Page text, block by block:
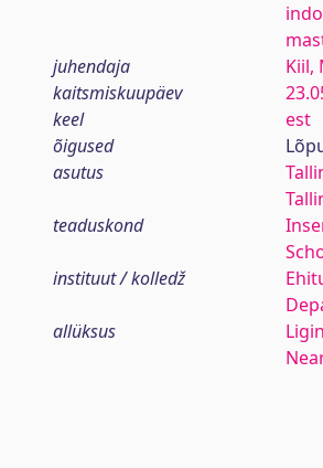
juhendaja
Kiil,
kaitsmiskuupäev
keel
est
õigused
asutus
teaduskond
instituut / kolledž
allüksus